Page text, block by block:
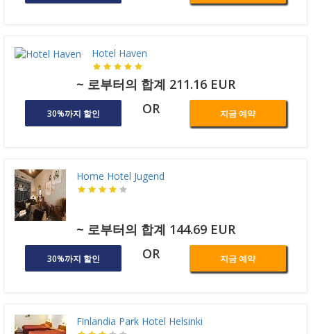
Hotel Haven
~ 로부터의 합계 211.16 EUR
30%까지 할인 OR 지금 예약
Home Hotel Jugend
~ 로부터의 합계 144.69 EUR
30%까지 할인 OR 지금 예약
Finlandia Park Hotel Helsinki